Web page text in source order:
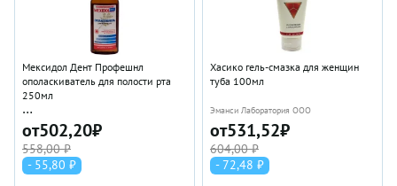
Мексидол Дент Профешнл
ополаскиватель для полости рта
250мл
Эманси Лаборатория ООО
от502,20₽
558,00 ₽
- 55,80 ₽
Хасико гель-смазка для женщин
туба 100мл
Эманси Лаборатория ООО
от531,52₽
604,00 ₽
- 72,48 ₽